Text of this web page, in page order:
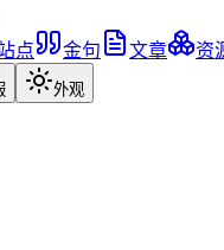
点 金句 文章 资
外观